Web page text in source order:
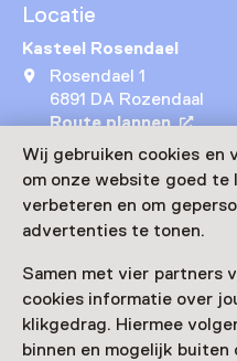
Wij gebruiken cookies en
om onze website goed te
verbeteren en om
advertenties te tonen.
Samen met vier partners
cookies informatie over
klikgedrag. Hiermee
binnen en mogelijk
Locatie
Kasteel Rosendael
Rosendael 1
6891 DA Rozendaal
Route plannenOpent
026 - 36 44 645
Vandaag open van
Meer openingstijden
Extra informatie
Boek je ticket online, er
beschikbaar.